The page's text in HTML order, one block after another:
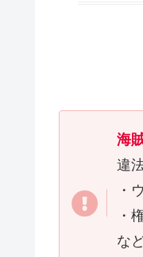
海
違
・
・
な